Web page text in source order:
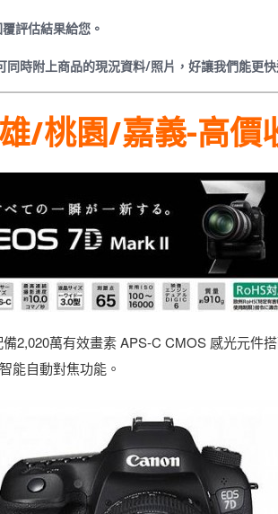
評估結果給您。
同時附上商品的現況資料/照片，好讓我們能更
/桃園/嘉義-高價收
2,020萬有效畫素 APS-C CMOS 感光元件
能自動對焦功能。